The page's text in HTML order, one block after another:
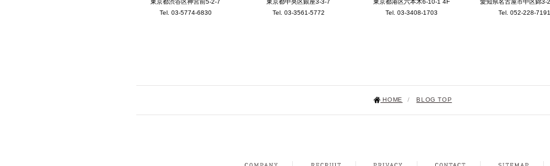
Tel. 03-5774-6830
Tel. 03-3561-5772
Tel. 03-3408-1703
愛知県名古屋市中区錦3-
Tel. 052-228-7191
HOME / BLOG TOP
INSTAGRAM